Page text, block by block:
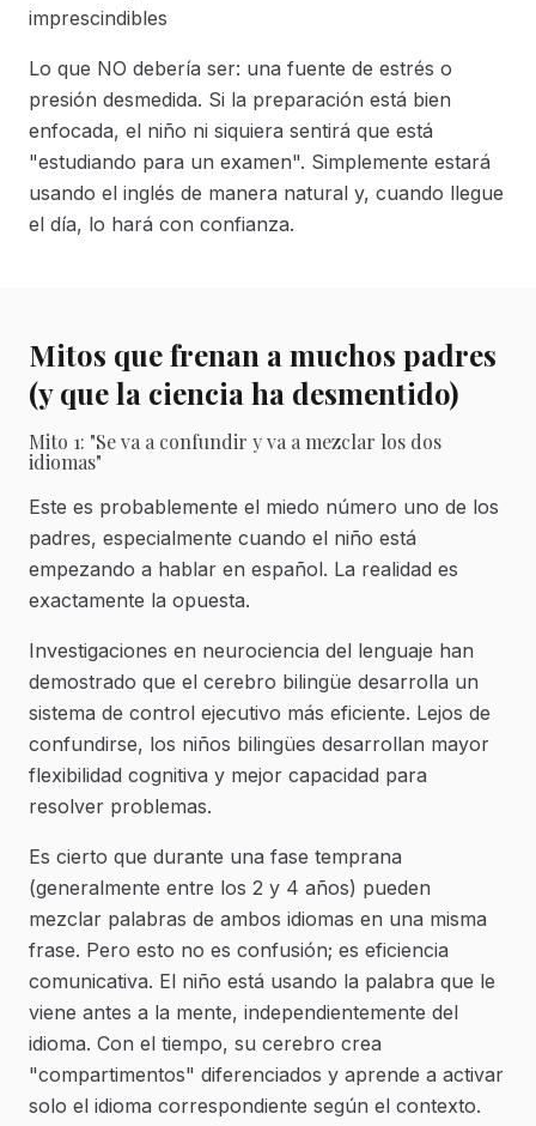
imprescindibles
Lo que NO debería ser: una fuente de estrés o
presión desmedida. Si la preparación está bien
enfocada, el niño ni siquiera sentirá que está
"estudiando para un examen". Simplemente estará
usando el inglés de manera natural y, cuando llegue
el día, lo hará con confianza.
Mitos que frenan a muchos padres
(y que la ciencia ha desmentido)
Mito 1: "Se va a confundir y va a mezclar los dos
idiomas"
Este es probablemente el miedo número uno de los
padres, especialmente cuando el niño está
empezando a hablar en español. La realidad es
exactamente la opuesta.
Investigaciones en neurociencia del lenguaje han
demostrado que el cerebro bilingüe desarrolla un
sistema de control ejecutivo más eficiente. Lejos de
confundirse, los niños bilingües desarrollan mayor
flexibilidad cognitiva y mejor capacidad para
resolver problemas.
Es cierto que durante una fase temprana
(generalmente entre los 2 y 4 años) pueden
mezclar palabras de ambos idiomas en una misma
frase. Pero esto no es confusión; es eficiencia
comunicativa. El niño está usando la palabra que le
viene antes a la mente, independientemente del
idioma. Con el tiempo, su cerebro crea
"compartimentos" diferenciados y aprende a activar
solo el idioma correspondiente según el contexto.